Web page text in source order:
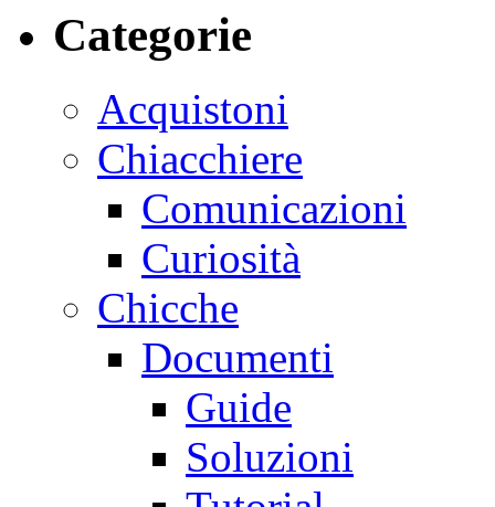
Categorie
Acquistoni
Chiacchiere
Comunicazioni
Curiosità
Chicche
Documenti
Guide
Soluzioni